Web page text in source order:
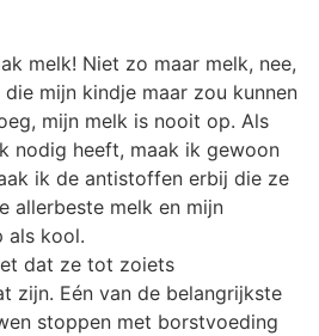
melk! Niet zo maar melk, nee,
mijn kindje maar zou kunnen
mijn melk is nooit op. Als
nodig heeft, maak ik gewoon
ik de antistoffen erbij die ze
allerbeste melk en mijn
als kool.
dat ze tot zoiets
zijn. Eén van de belangrijkste
stoppen met borstvoeding